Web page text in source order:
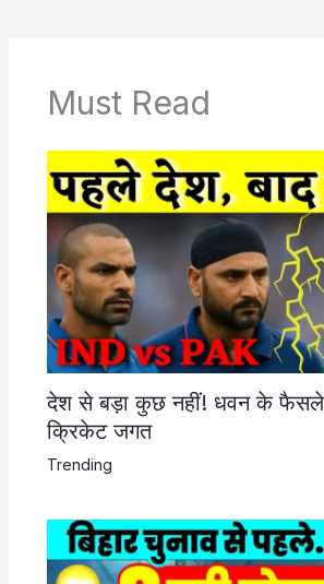
Must Read
देश से बड़ा कुछ नहीं! धवन के फैसले
क्रिकेट जगत
Trending